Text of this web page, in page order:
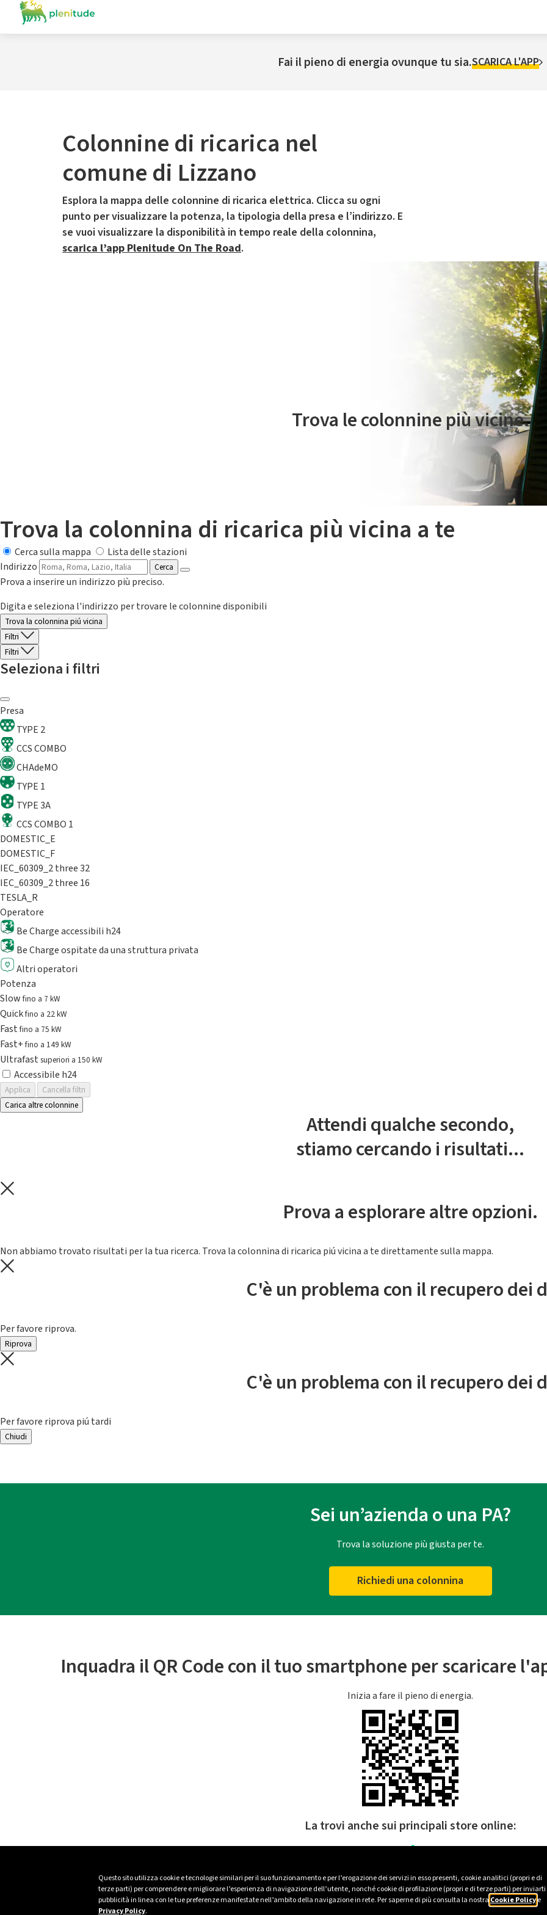
Questo sito utilizza cookie e tecnologie similari per il suo funzionamento e per l’erogazione dei servizi in esso presenti, cookie analitici (propri e di
terze parti) per comprendere e migliorare l’esperienza di navigazione dell’utente, nonché cookie di profilazione (propri e di terze parti) per inviarti
pubblicità in linea con le tue preferenze manifestate nell’ambito della navigazione in rete. Per saperne di più consulta la nostra Cookie Policye
Privacy Policy.
Fai il pieno di energia ovunque tu sia.SCARICA L'APP
Colonnine di ricarica nel
comune di Lizzano
Esplora la mappa delle colonnine di ricarica elettrica. Clicca su ogni
punto per visualizzare la potenza, la tipologia della presa e l’indirizzo. E
se vuoi visualizzare la disponibilità in tempo reale della colonnina,
scarica l’app Plenitude On The Road.
Il servizio di mobilità elettrica è gestito da Plenitude On The Road
Trova le colonnine più vicine.
Trova la colonnina di ricarica più vicina a te
Cerca sulla mappa
Lista delle stazioni
Indirizzo
Cerca
Prova a inserire un indirizzo più preciso.
Digita e seleziona l'indirizzo per trovare le colonnine disponibili
Trova la colonnina piú vicina
Filtri
Filtri
Seleziona i filtri
Presa
TYPE 2
CCS COMBO
CHAdeMO
TYPE 1
TYPE 3A
CCS COMBO 1
DOMESTIC_E
DOMESTIC_F
IEC_60309_2 three 32
IEC_60309_2 three 16
TESLA_R
Operatore
Be Charge accessibili h24
Be Charge ospitate da una struttura privata
Altri operatori
Potenza
Slowfino a 7 kW
Quickfino a 22 kW
Fastfino a 75 kW
Fast+fino a 149 kW
Ultrafast superiori a 150 kW
Accessibile h24
Applica
Cancella filtri
Carica altre colonnine
Attendi qualche secondo,
stiamo cercando i risultati...
Prova a esplorare altre opzioni.
Non abbiamo trovato risultati per la tua ricerca. Trova la colonnina di ricarica piú vicina a te direttamente sulla mappa.
C'è un problema con il recupero dei
Per favore riprova.
Riprova
C'è un problema con il recupero dei
Per favore riprova piú tardi
Chiudi
Sei un’azienda o una PA?
Trova la soluzione più giusta per te.
Richiedi una colonnina
Inquadra il QR Code con il tuo smartphone per scaricare
Inizia a fare il pieno di energia.
La trovi anche sui principali store online: